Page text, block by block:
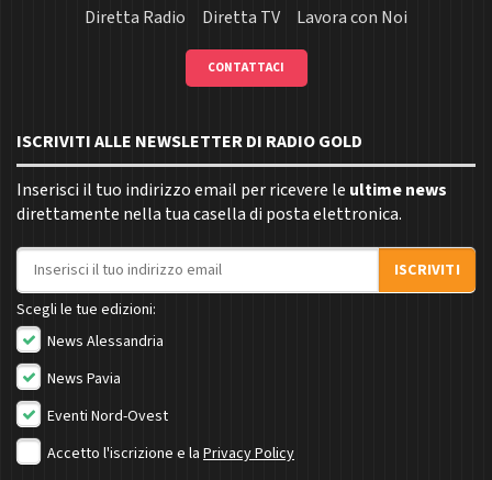
Diretta Radio
Diretta TV Lavora con Noi
CONTATTACI
ISCRIVITI ALLE NEWSLETTER DI RADIO GOLD
Inserisci il tuo indirizzo email per ricevere le ultime news
direttamente nella tua casella di posta elettronica.
Indirizzo email
ISCRIVITI
Scegli le tue edizioni:
News Alessandria
News Pavia
Eventi Nord-Ovest
Accetto l'iscrizione e la Privacy Policy